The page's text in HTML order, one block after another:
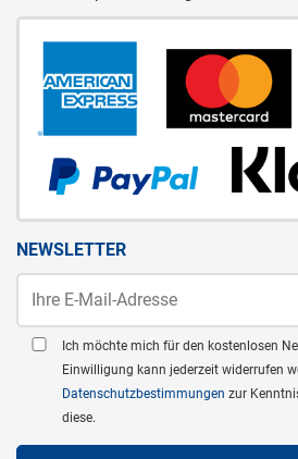
NEWSLETTER
Ich möchte mich für den kostenlosen
Einwilligung kann jederzeit widerrufen
Datenschutzbestimmungen zur
diese.